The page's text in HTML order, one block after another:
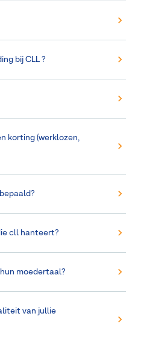
bij CLL ?
korting (werklozen,
cll hanteert?
moedertaal?
van jullie